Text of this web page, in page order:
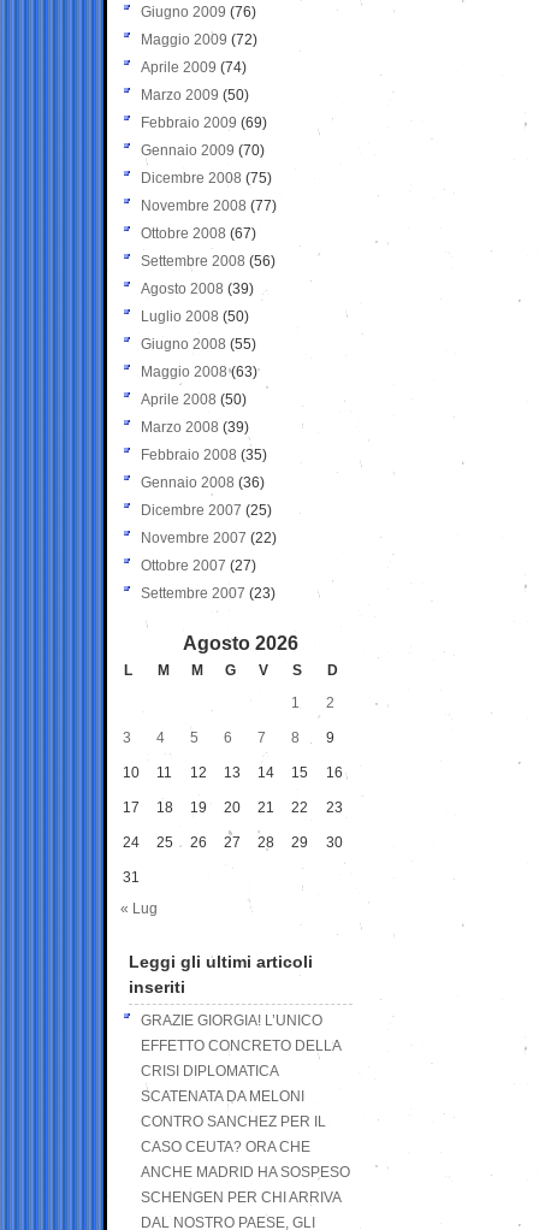
Giugno 2009 (76)
Maggio 2009 (72)
Aprile 2009 (74)
Marzo 2009 (50)
Febbraio 2009 (69)
Gennaio 2009 (70)
Dicembre 2008 (75)
Novembre 2008 (77)
Ottobre 2008 (67)
Settembre 2008 (56)
Agosto 2008 (39)
Luglio 2008 (50)
Giugno 2008 (55)
Maggio 2008(63)
Aprile 2008 (50)
Marzo 2008 (39)
Febbraio 2008 (35)
Gennaio 2008 (36)
Dicembre 2007 (25)
Novembre 2007 (22)
Ottobre 2007 (27)
Settembre 2007 (23)
Agosto 2026
L M M G V S
D
1
2
3 4 5 6 7 8 9
10 11 12 13 14 15 16
17 18 19 20 21 22 23
24 25 26 27 28 29 30
31
« Lug
Leggi gli ultimi articoli
inseriti
GRAZIE GIORGIA! L’UNICO
EFFETTO CONCRETO DELLA
CRISI DIPLOMATICA
SCATENATA DA MELONI
CONTRO SANCHEZ PER IL
CASO CEUTA? ORA CHE
ANCHE MADRID HA SOSPESO
SCHENGEN PER CHI ARRIVA
DAL NOSTRO PAESE, GLI